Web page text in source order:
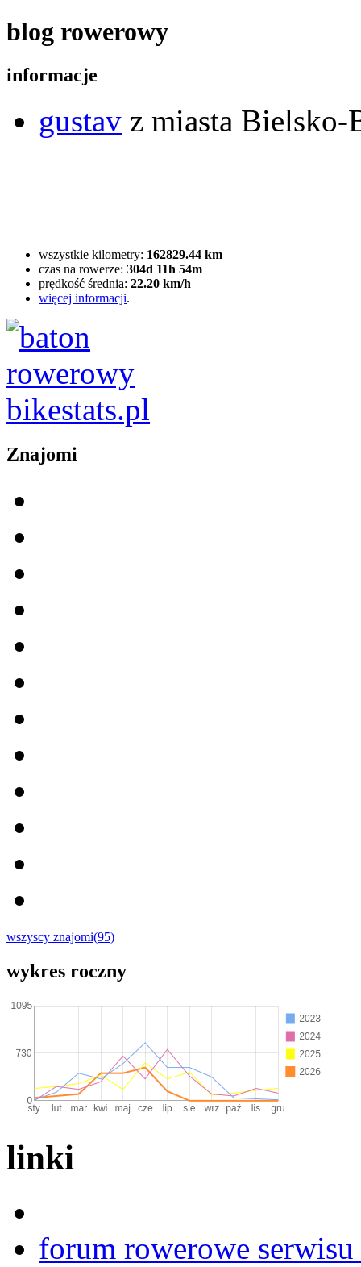
blog rowerowy
informacje
gustav z miasta Bielsko-
wszystkie kilometry: 162829.44 km
czas na rowerze: 304d 11h 54m
prędkość średnia: 22.20 km/h
więcej informacji.
Znajomi
wszyscy znajomi(95)
wykres roczny
linki
forum rowerowe